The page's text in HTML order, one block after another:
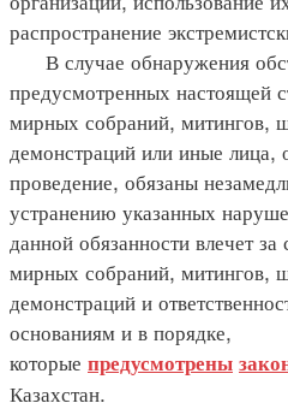
распространение
В случае обнаружения
предусмотренных настоящей
мирных собраний, митингов,
демонстраций или иные лица,
проведение, обязаны
устранению указанных
данной обязанности влечет
мирных собраний, митингов,
демонстраций и
основаниям и в порядке,
которые предусмотрены
Казахстан.